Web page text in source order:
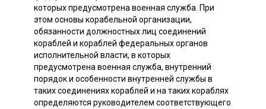
которых предусмотрена военная служба. При
этом основы корабельной организации,
обязанности должностных лиц соединений
кораблей и кораблей федеральных органов
исполнительной власти, в которых
предусмотрена военная служба, внутренний
порядок и особенности внутренней службы в
таких соединениях кораблей и на таких кораблях
определяются руководителем соответствующего